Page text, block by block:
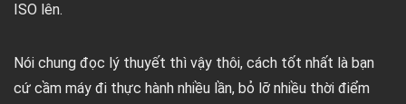
ISO lên.
Nói chung đọc lý thuyết thì vậy thôi, cách tốt nhất là bạn
cứ cầm máy đi thực hành nhiều lần, bỏ lỡ nhiều thời điểm